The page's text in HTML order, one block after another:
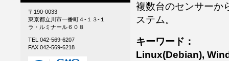
複数台のセンサーか
ステム。
キーワード：
Linux(Debian),
〒190-0033
東京都立川市一番町４-１３-１
ラ・ルミナール６０８
TEL 042-569-6207
FAX 042-569-6218